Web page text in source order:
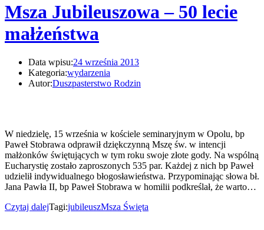
Msza Jubileuszowa – 50 lecie
małżeństwa
Data wpisu:24 września 2013
Kategoria:wydarzenia
Autor:Duszpasterstwo Rodzin
W niedzielę, 15 września w kościele seminaryjnym w Opolu, bp
Paweł Stobrawa odprawił dziękczynną Mszę św. w intencji
małżonków świętujących w tym roku swoje złote gody. Na wspólną
Eucharystię zostało zaproszonych 535 par. Każdej z nich bp Paweł
udzielił indywidualnego błogosławieństwa. Przypominając słowa bł.
Jana Pawła II, bp Paweł Stobrawa w homilii podkreślał, że warto…
Czytaj dalejTagi:jubileuszMsza Święta